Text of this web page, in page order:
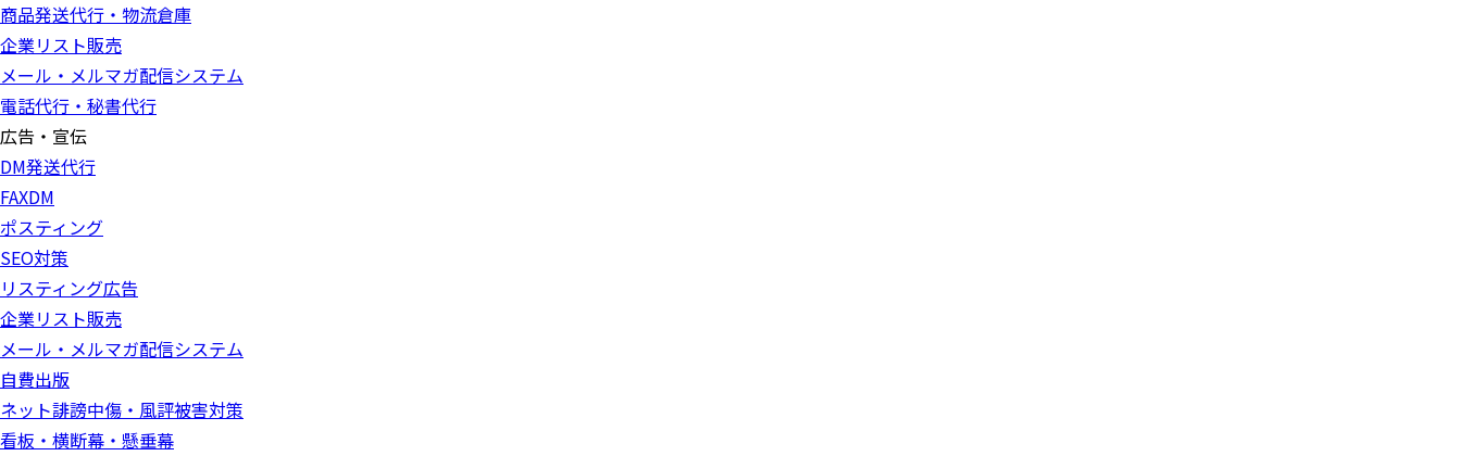
商品発送代行・物流倉庫
企業リスト販売
メール・メルマガ配信システム
電話代行・秘書代行
広告・宣伝
DM発送代行
FAXDM
ポスティング
SEO対策
リスティング広告
企業リスト販売
メール・メルマガ配信システム
自費出版
ネット誹謗中傷・風評被害対策
看板・横断幕・懸垂幕